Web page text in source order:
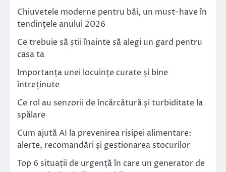
Chiuvetele moderne pentru băi, un must-have în
tendințele anului 2026
Ce trebuie să știi înainte să alegi un gard pentru
casa ta
Importanța unei locuințe curate și bine
întreținute
Ce rol au senzorii de încărcătură și turbiditate la
spălare
Cum ajută AI la prevenirea risipei alimentare:
alerte, recomandări și gestionarea stocurilor
Top 6 situații de urgență în care un generator de